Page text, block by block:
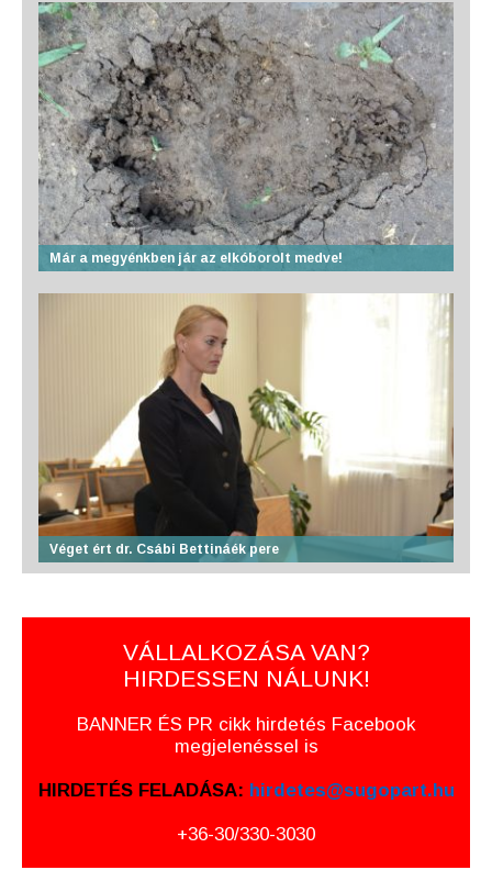
Már a megyénkben jár az elkóborolt medve!
Véget ért dr. Csábi Bettináék pere
VÁLLALKOZÁSA VAN?
HIRDESSEN NÁLUNK!
BANNER ÉS PR cikk hirdetés Facebook
megjelenéssel is
HIRDETÉS FELADÁSA: hirdetes@sugopart.hu
+36-30/330-3030